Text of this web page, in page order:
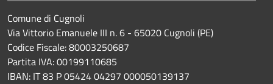
Comune di Cugnoli
Via Vittorio Emanuele III n. 6 - 65020 Cugnoli (PE)
Codice Fiscale: 80003250687
Partita IVA: 00199110685
IBAN: IT 83 P 05424 04297 000050139137